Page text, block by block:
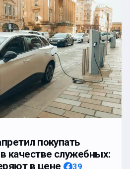
покупать
качестве служебных:
в цене
39